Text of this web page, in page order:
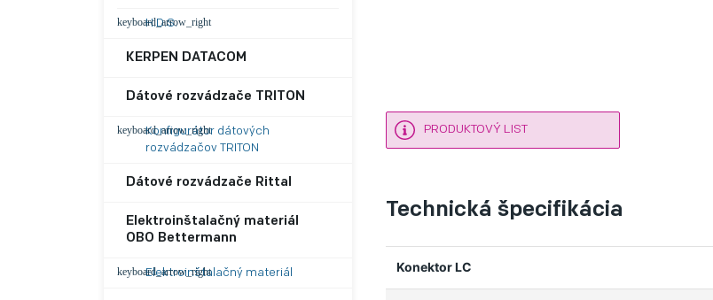
H.D.S.
KERPEN DATACOM
Dátové rozvádzače TRITON
Konfigurátor dátových
rozvádzačov TRITON
Dátové rozvádzače Rittal
Elektroinštalačný materiál
OBO Bettermann
Elektroinštalačný materiál
PRODUKTOVÝ LIST
Technická špecifikácia
Konektor LC